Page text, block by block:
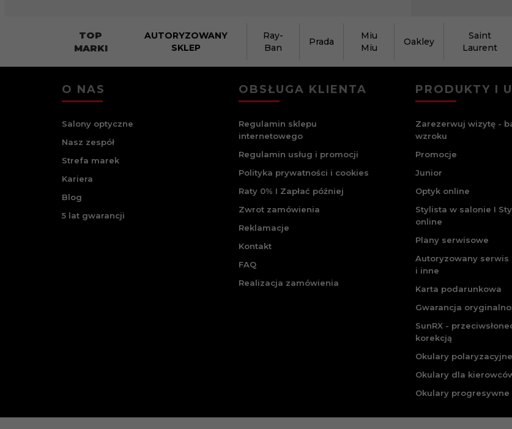
TOP
MARKI
AUTORYZOWANY
SKLEP
Ray-
Ban
Prada
Miu
Miu
Oakley
Saint
Laurent
O NAS
Salony optyczne
Nasz zespół
Strefa marek
Kariera
Blog
5 lat gwarancji
OBSŁUGA KLIENTA
Regulamin sklepu
internetowego
Regulamin usług i promocji
Polityka prywatności i cookies
Raty 0% I Zapłać później
Zwrot zamówienia
Reklamacje
Kontakt
FAQ
Realizacja zamówienia
PRODUKTY I
Zarezerwuj wizytę -
wzroku
Promocje
Junior
Optyk online
Stylista w salonie I
online
Plany serwisowe
Autoryzowany serwis
i inne
Karta podarunkowa
Gwarancja
SunRX -
korekcją
Okulary polaryzacyjne
Okulary dla
Okulary progresywne